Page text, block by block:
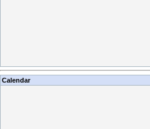
Calendar